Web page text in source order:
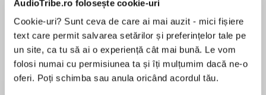
AudioTribe.ro folosește cookie-uri
Cookie-uri? Sunt ceva de care ai mai auzit - mici fișiere
text care permit salvarea setărilor și preferințelor tale pe
un site, ca tu să ai o experiență cât mai bună. Le vom
folosi numai cu permisiunea ta și îți mulțumim dacă ne-o
oferi. Poți schimba sau anula oricând acordul tău.
Desprecarte
The inside story of the covert operation that